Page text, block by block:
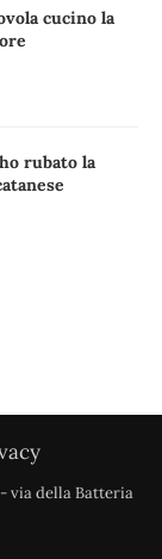
cucino la
rubato la
via della Batteria